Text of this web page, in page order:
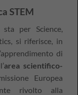
STEM
sta per Science,
si riferisce, in
di
area scientifico-
Europea
rivolto alla